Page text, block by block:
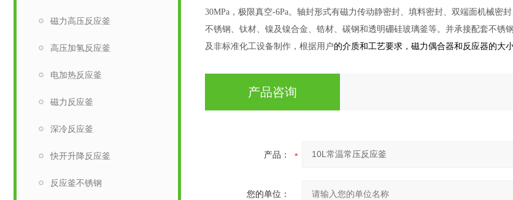
磁力高压反应釜
高压加氢反应釜
电加热反应釜
磁力反应釜
深冷反应釜
快开升降反应釜
反应釜不锈钢
30MPa，极限真空-6Pa。轴封形式有磁力传动静密封、填料密封、双端面机械密
不锈钢、钛材、镍及镍合金、锆材、碳钢和透明硼硅玻璃釜等。并承接配套不
及非标准化工设备制作，根据用户的介质和工艺要求，磁力偶合器和反应器的大
产品咨询
产品：
您的单位：